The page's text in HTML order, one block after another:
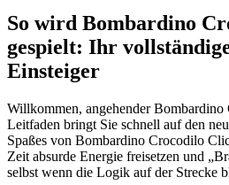
So wird Bombardino
gespielt: Ihr
Einsteiger
Willkommen, angehender
Leitfaden bringt Sie schnell auf den
Spaßes von Bombardino Crocodilo
Zeit absurde Energie freisetzen und
selbst wenn die Logik auf der Strecke